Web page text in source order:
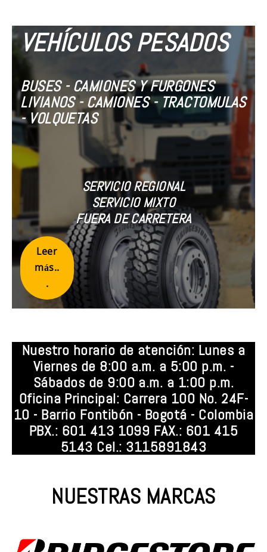
VEHÍCULOS PESADOS
BUSES - CAMIONES Y FURGONES
LIVIANOS - CAMIONES - TRACTOMULAS
- VOLQUETAS
SERVICIO REGIONAL
SERVICIO MIXTO
FUERA DE CARRETERA
Leer
más..
.
Nuestro horario de atención: Lunes a
Viernes de 8:00 a.m. a 5:00 p.m. -
Sábados de 9:00 a.m. a 1:00 p.m.
Oficina Principal: Carrera 100 No. 24F-
10 - Barrio Fontibón - Bogotá - Colombia
PBX.: 601 413 1099 FAX.: 601 415
5143 Cel.: 3115891843
NUESTRAS MARCAS